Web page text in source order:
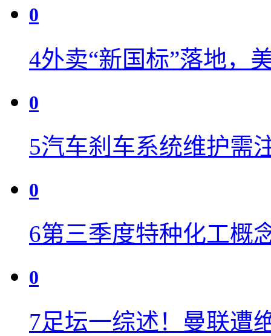
0
4外卖“新国标”落地，
0
5汽车刹车系统维护需
0
6第三季度特种化工概
0
7足坛一综述！曼联遭